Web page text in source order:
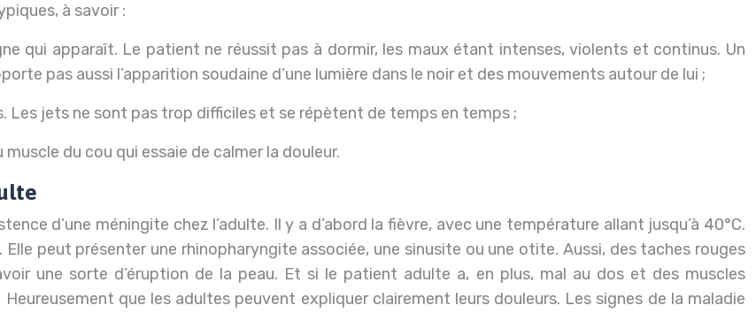
à savoir :
apparaît. Le patient ne réussit pas à dormir, les maux étant intenses, violents et continus. Un
pas aussi l’apparition soudaine d’une lumière dans le noir et des mouvements autour de lui ;
jets ne sont pas trop difficiles et se répètent de temps en temps ;
du cou qui essaie de calmer la douleur.
d’une méningite chez l’adulte. Il y a d’abord la fièvre, avec une température allant jusqu’à 40°C.
peut présenter une rhinopharyngite associée, une sinusite ou une otite. Aussi, des taches rouges
une sorte d’éruption de la peau. Et si le patient adulte a, en plus, mal au dos et des muscles
que les adultes peuvent expliquer clairement leurs douleurs. Les signes de la maladie